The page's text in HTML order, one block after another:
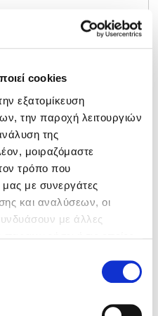
cookies
εξατομίκευση
την παροχή λειτουργιών
της
μοιραζόμαστε
τρόπο που
μας με συνεργάτες
και αναλύσεων, οι
με άλλες
τις προτιμήσεις των
τη συναίνεσή
Read more ›
NOCN
2023
Read more ›